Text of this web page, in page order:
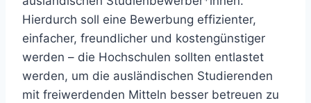
Hierdurch soll eine Bewerbung effizienter,
einfacher, freundlicher und kostengünstiger
werden – die Hochschulen sollten entlastet
werden, um die ausländischen Studierenden
mit freiwerdenden Mitteln besser betreuen zu